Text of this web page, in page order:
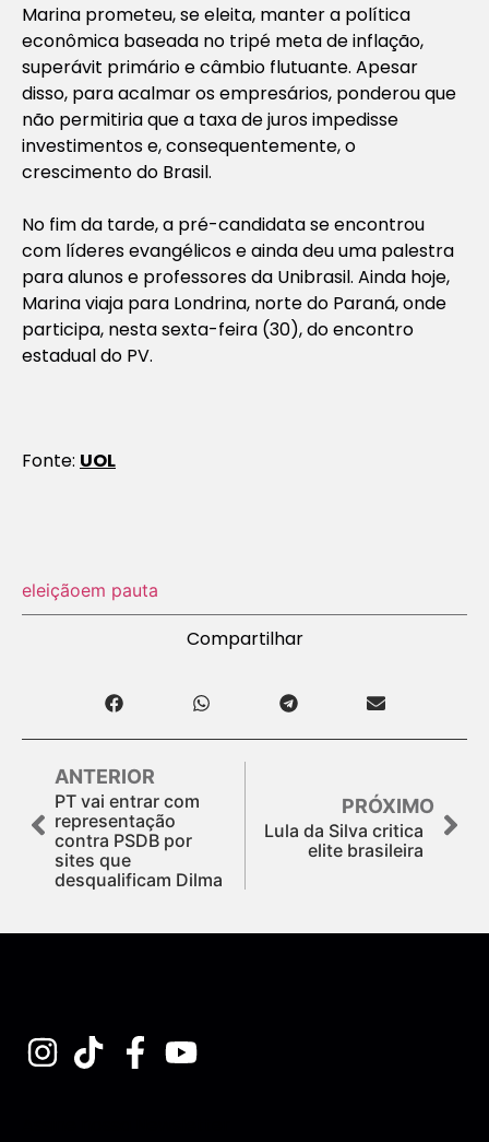
Marina prometeu, se eleita, manter a política
econômica baseada no tripé meta de inflação,
superávit primário e câmbio flutuante. Apesar
disso, para acalmar os empresários, ponderou que
não permitiria que a taxa de juros impedisse
investimentos e, consequentemente, o
crescimento do Brasil.
No fim da tarde, a pré-candidata se encontrou
com líderes evangélicos e ainda deu uma palestra
para alunos e professores da Unibrasil. Ainda hoje,
Marina viaja para Londrina, norte do Paraná, onde
participa, nesta sexta-feira (30), do encontro
estadual do PV.
Fonte: UOL
eleiçãoem pauta
Compartilhar
ANTERIOR
PT vai entrar com
representação
contra PSDB por
sites que
desqualificam Dilma
PRÓXIMO
Lula da Silva critica
elite brasileira